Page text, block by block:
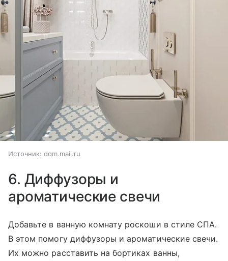
Источник: dom.mail.ru
6. Диффузоры и
ароматические свечи
Добавьте в ванную комнату роскоши в стиле СПА.
В этом помогу диффузоры и ароматические свечи.
Их можно расставить на бортиках ванны,